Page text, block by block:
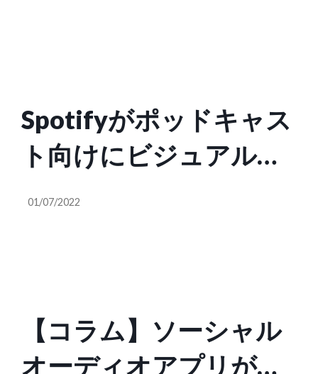
Spotifyがポッドキャス
ト向けにビジュアル広
告をアプリに表示する
01/07/2022
【コラム】ソーシャル
オーディオアプリが今